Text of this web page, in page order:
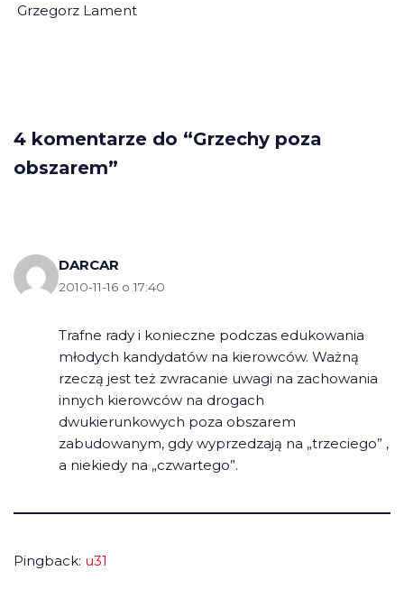
Grzegorz Lament
4 komentarze do “Grzechy poza
obszarem”
DARCAR
2010-11-16 o 17:40
Trafne rady i konieczne podczas edukowania
młodych kandydatów na kierowców. Ważną
rzeczą jest też zwracanie uwagi na zachowania
innych kierowców na drogach
dwukierunkowych poza obszarem
zabudowanym, gdy wyprzedzają na „trzeciego” ,
a niekiedy na „czwartego”.
Pingback: u31